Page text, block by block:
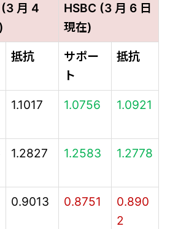
(3 月 4
HSBC (3 月 6 日
現在)
抵抗
サポー
ト
抵抗
1.1017 1.0756 1.0921
1.2827 1.2583 1.2778
0.9013 0.8751
0.890
2